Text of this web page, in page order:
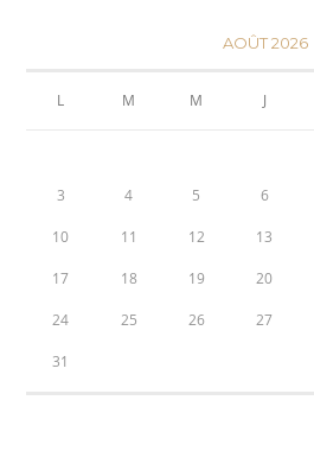
AOÛT 2026
L M M J
3 4 5 6
10 11 12 13
17 18 19 20
24 25 26 27
31